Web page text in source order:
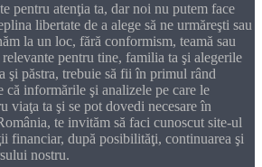
pentru atenţia ta, dar noi nu putem face
libertate de a alege să ne urmăreşti sau
la un loc, fără conformism, teamă sau
pentru tine, familia ta şi alegerile
şi păstra, trebuie să fii în primul rând
că informările şi analizele pe care le
viaţa ta şi se pot dovedi necesare în
te invităm să faci cunoscut site-ul
financiar, după posibilităţi, continuarea şi
nostru.